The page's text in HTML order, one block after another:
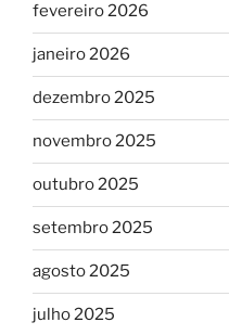
fevereiro 2026
janeiro 2026
dezembro 2025
novembro 2025
outubro 2025
setembro 2025
agosto 2025
julho 2025